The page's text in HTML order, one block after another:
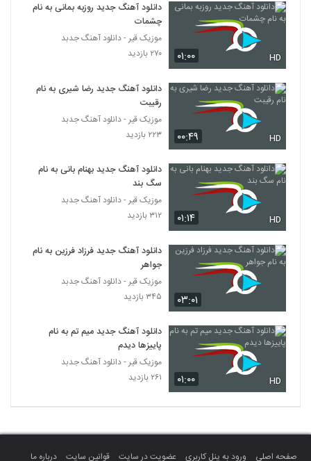
3673
۳۲۳ بازدید
مسلم پورقاسمی آهنگ خدای من
۴۲۹ بازدید
آهنگ تهران بارونی از شهاب رضایی(پاپ)
3676
۳۳۶ بازدید
3677
آهنگ خودم فداییتم از کیان اکبری(پاپ)
۳۷۲ بازدید
دانلود آهنگ نیمه ی پنهان از امیرحسین
افتخاری
۶۴۰ بازدید
3679
دانلود آهنگ حامد حسینی سکوت غریب
۳۰۱ بازدید
دانلود آهنگ جدید و زیبای فرشاد نوروزی با نام
عشق یعنی
3681
دانلود آهنگ جدید و زیبای صالح صالحی با نام
۵۰۳ بازدید
۰۱:۰۰ HD
دانلود آهنگ جدید روزبه بمانی به نام
چشمات
موزیک قیر - دانلود آهنگ جدبد
۲۷۰ بازدید
۰۰:۴۹ HD
دانلود آهنگ جدید رضا شیری به نام
رقیبت
موزیک قیر - دانلود آهنگ جدبد
۲۲۳ بازدید
۰۱:۱۴ HD
دانلود آهنگ جدید بهنام بانی به نام
سگ بند
موزیک قیر - دانلود آهنگ جدبد
۳۱۲ بازدید
۰۳:۰۱
دانلود آهنگ جدید فرزاد فرزین به نام
جواهر
موزیک قیر - دانلود آهنگ جدبد
۳۴۵ بازدید
۰۱:۰۰ HD
دانلود آهنگ جدید میم تم به نام
پاییزها دیدم
موزیک قیر - دانلود آهنگ جدبد
۲۶۱ بازدید
صفحه اصلی ورود به پنل کاربری عضویت در سایت قوانین سایت درباره ما